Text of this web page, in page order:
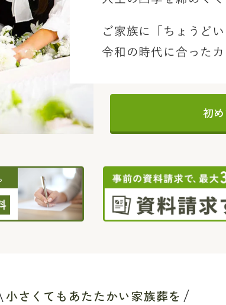
ご家族に「ちょうど
令和の時代に合った
初
小さくてもあたたかい家族葬を